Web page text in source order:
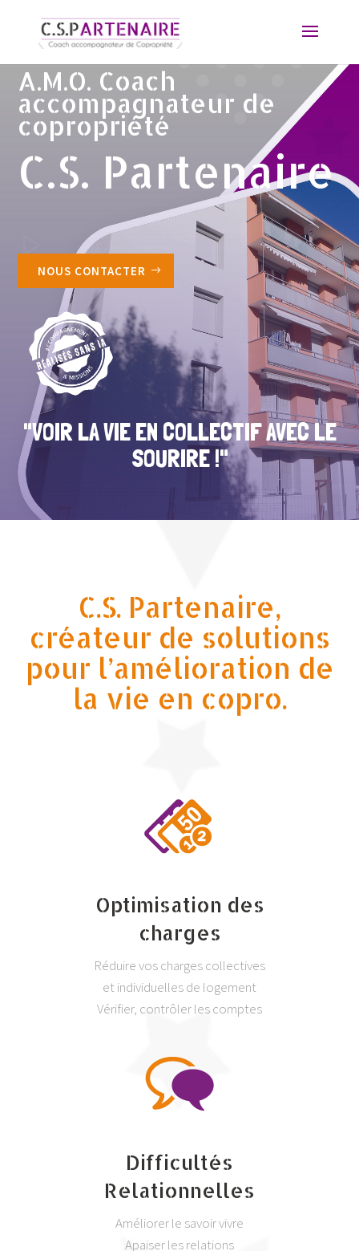
A.M.O. Coach
accompagnateur de
copropriété
C.S. Partenaire
NOUS CONTACTER
"VOIR LA VIE EN COLLECTIF AVEC LE
SOURIRE !"
C.S. Partenaire,
créateur de solutions
pour l’amélioration de
la vie en copro.
Optimisation des
charges
Réduire vos charges collectives
et individuelles de logement
Vérifier, contrôler les comptes
Difficultés
Relationnelles
Améliorer le savoir vivre
Apaiser les relations